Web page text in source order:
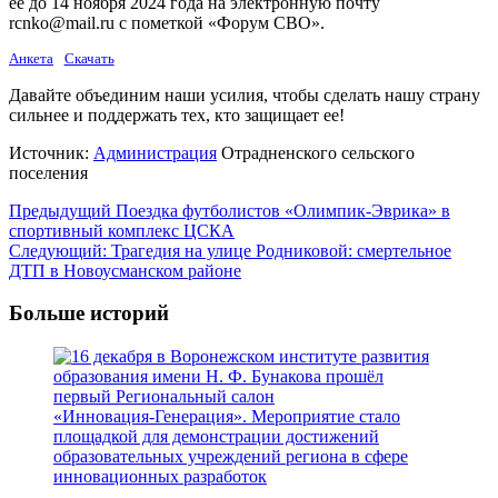
rcnko@mail.ru с пометкой «Форум СВО».
Анкета Скачать
Давайте объединим наши усилия, чтобы сделать нашу страну
сильнее и поддержать тех, кто защищает ее!
Источник: Администрация Отрадненского сельского
поселения
Навигация
записи
Предыдущий Поездка футболистов «Олимпик-Эврика» в
спортивный комплекс ЦСКА
Следующий: Трагедия на улице Родниковой: смертельное
ДТП в Новоусманском районе
Больше историй